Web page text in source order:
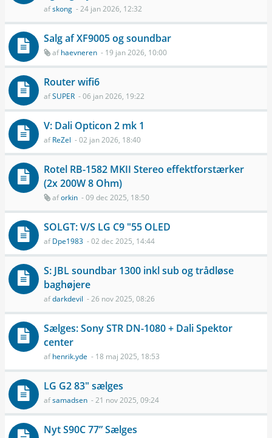
afskong - 24 jan 2026, 12:32
Salg af XF9005 og soundbar
afhaevneren - 19 jan 2026, 10:00
Router wifi6
afSUPER - 06 jan 2026, 19:22
V: Dali Opticon 2 mk 1
afReZel - 02 jan 2026, 18:40
Rotel RB-1582 MKII Stereo effektforstærker
(2x 200W 8 Ohm)
aforkin - 09 dec 2025, 18:50
SOLGT: V/S LG C9 "55 OLED
afDpe1983 - 02 dec 2025, 14:44
S: JBL soundbar 1300 inkl sub og trådløse
baghøjere
afdarkdevil - 26 nov 2025, 08:26
Sælges: Sony STR DN-1080 + Dali Spektor
center
afhenrik.yde - 18 maj 2025, 18:53
LG G2 83" sælges
afsamadsen - 21 nov 2025, 09:24
Nyt S90C 77” Sælges